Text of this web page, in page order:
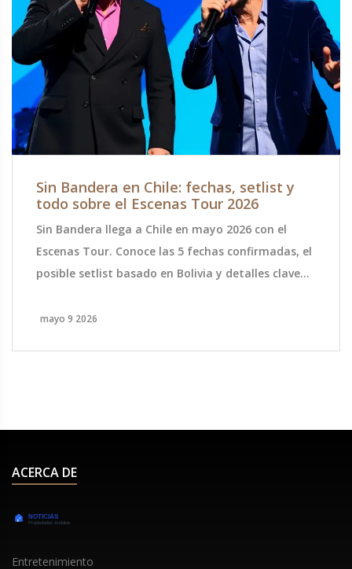
Sin Bandera en Chile: fechas, setlist y
todo sobre el Escenas Tour 2026
Sin Bandera llega a Chile en mayo 2026 con el
Escenas Tour. Conoce las 5 fechas confirmadas, el
posible setlist basado en Bolivia y detalles clave
mayo 9 2026
ACERCA DE
Entretenimiento